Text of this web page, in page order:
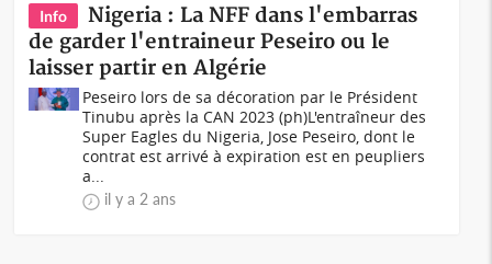
Info
Nigeria : La NFF dans l'embarras
de garder l'entraineur Peseiro ou le
laisser partir en Algérie
Peseiro lors de sa décoration par le Président
Tinubu après la CAN 2023 (ph)L'entraîneur des
Super Eagles du Nigeria, Jose Peseiro, dont le
contrat est arrivé à expiration est en peupliers
a...
il y a 2 ans